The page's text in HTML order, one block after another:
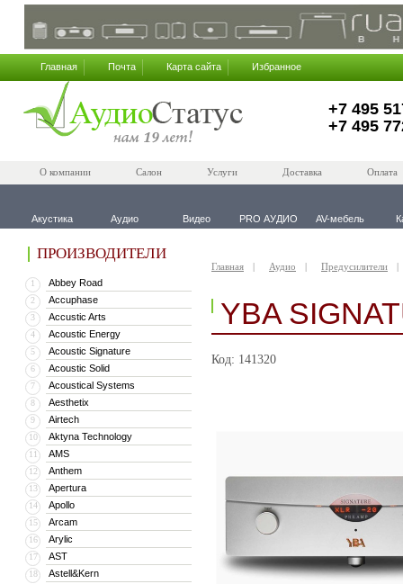
Главная Почта Карта сайта Избранное
+7 495
+7 495
О компании Салон Услуги Доставка Оплата
Акустика Аудио Видео PRO АУДИО AV-мебель
ПРОИЗВОДИТЕЛИ
1 Abbey Road
2 Accuphase
3 Accustic Arts
4 Acoustic Energy
5 Acoustic Signature
6 Acoustic Solid
7 Acoustical Systems
8 Aesthetix
9 Airtech
10 Aktyna Technology
11 AMS
12 Anthem
13 Apertura
14 Apollo
15 Arcam
16 Arylic
17 AST
18 Astell&Kern
Главная Аудио Предусилители
YBA
Код: 141320